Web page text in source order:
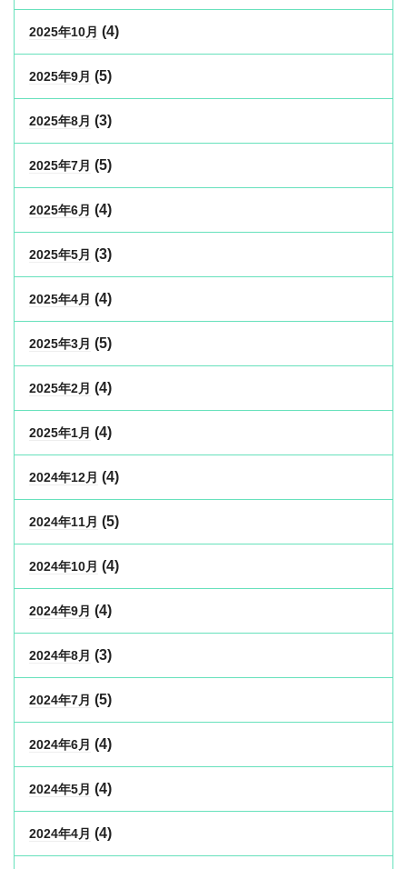
2025年10月 (4)
2025年9月 (5)
2025年8月 (3)
2025年7月 (5)
2025年6月 (4)
2025年5月 (3)
2025年4月 (4)
2025年3月 (5)
2025年2月 (4)
2025年1月 (4)
2024年12月 (4)
2024年11月 (5)
2024年10月 (4)
2024年9月 (4)
2024年8月 (3)
2024年7月 (5)
2024年6月 (4)
2024年5月 (4)
2024年4月 (4)